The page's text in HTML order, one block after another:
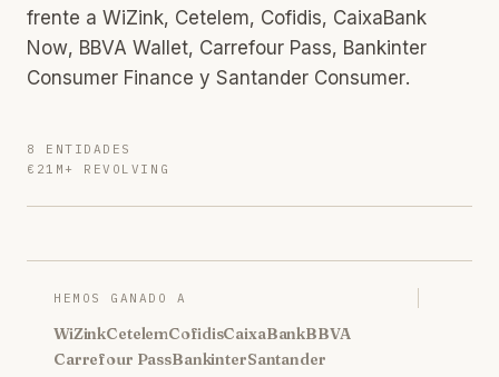
frente a WiZink, Cetelem, Cofidis, CaixaBank
Now, BBVA Wallet, Carrefour Pass, Bankinter
Consumer Finance y Santander Consumer.
8 ENTIDADES
€21M+ REVOLVING
HEMOS GANADO A
WiZinkCetelemCofidisCaixaBankBBVA
Carrefour PassBankinterSantander